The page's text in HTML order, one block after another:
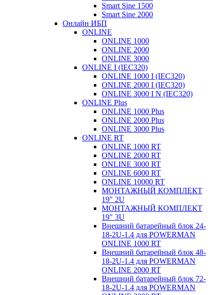
Smart Sine 1500
Smart Sine 2000
Онлайн ИБП
ONLINE
ONLINE 1000
ONLINE 2000
ONLINE 3000
ONLINE I (IEC320)
ONLINE 1000 I (IEC320)
ONLINE 2000 I (IEC320)
ONLINE 3000 I N (IEC320)
ONLINE Plus
ONLINE 1000 Plus
ONLINE 2000 Plus
ONLINE 3000 Plus
ONLINE RT
ONLINE 1000 RT
ONLINE 2000 RT
ONLINE 3000 RT
ONLINE 6000 RT
ONLINE 10000 RT
МОНТАЖНЫЙ КОМПЛЕКТ
19" 2U
МОНТАЖНЫЙ КОМПЛЕКТ
19" 3U
Внешний батарейный блок 24-
18-2U-1.4 для POWERMAN
ONLINE 1000 RT
Внешний батарейный блок 48-
18-2U-1.4 для POWERMAN
ONLINE 2000 RT
Внешний батарейный блок 72-
18-2U-1.4 для POWERMAN